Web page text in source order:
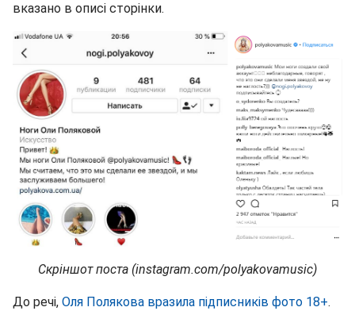
вказано в описі сторінки.
Скріншот поста (instagram.com/polyakovamusic)
До речі, Оля Полякова вразила підписників фото 18+.